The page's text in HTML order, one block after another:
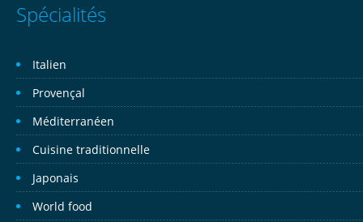
Spécialités
Italien
Provençal
Méditerranéen
Cuisine traditionnelle
Japonais
World food